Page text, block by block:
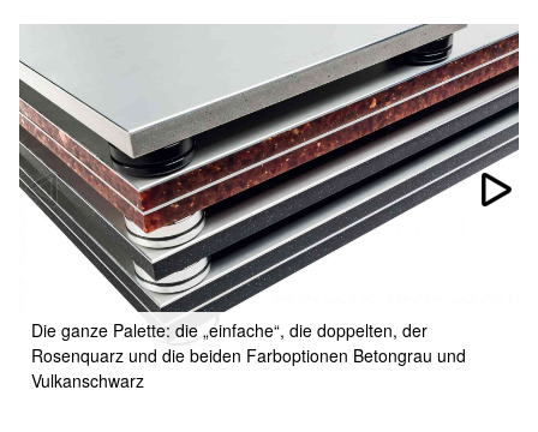
Die ganze Palette: die „einfache“, die doppelten, der
Rosenquarz und die beiden Farboptionen Betongrau und
Vulkanschwarz